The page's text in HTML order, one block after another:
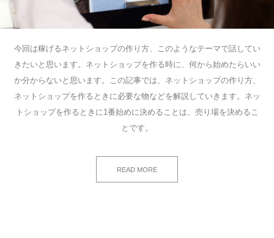
今回は稼げるネットショップの作り方、このようなテーマで話してい
きたいと思います。ネットショップを作る時に、何から始めたらいい
か分からないと思います。この記事では、ネットショップの作り方、
ネットショップを作るときに必要な物などを解説していきます。ネッ
トショップを作るときに1番始めに決めることは、売り場を決めるこ
とです。
READ MORE